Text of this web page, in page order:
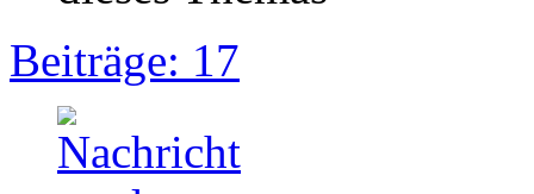
Beiträge: 17